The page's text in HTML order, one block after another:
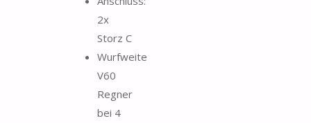
2x
Storz C
Wurfweite
V60
Regner
bei 4